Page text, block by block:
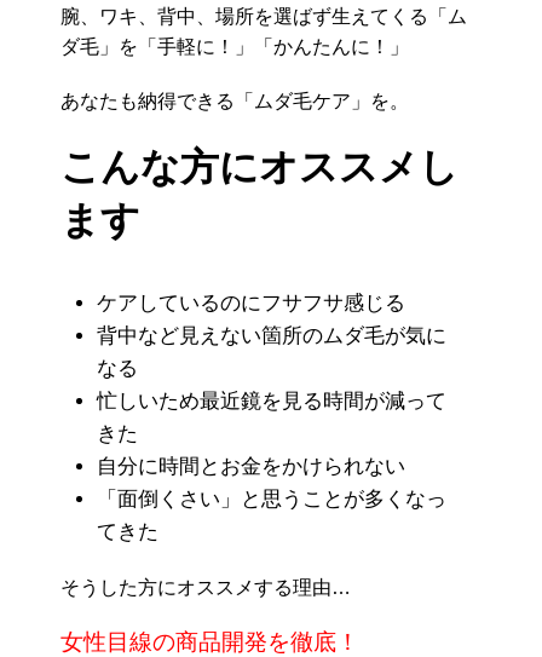
腕、ワキ、背中、場所を選ばず生えてくる「ム
ダ毛」を「手軽に！」「かんたんに！」
あなたも納得できる「ムダ毛ケア」を。
こんな方にオススメし
ます
ケアしているのにフサフサ感じる
背中など見えない箇所のムダ毛が気に
なる
忙しいため最近鏡を見る時間が減って
きた
自分に時間とお金をかけられない
「面倒くさい」と思うことが多くなっ
てきた
そうした方にオススメする理由…
女性目線の商品開発を徹底！